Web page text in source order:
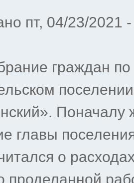
пт, 04/23/2021
граждан
Поначалу
главы
о
проделанной